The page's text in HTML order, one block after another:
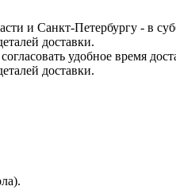
и Санкт-Петербургу - в
доставки.
удобное время
доставки.